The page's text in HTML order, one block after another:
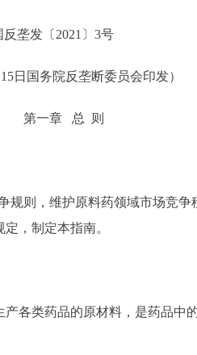
反垄发〔2021〕3号
15日国务院反垄断委员会印发）
第一章 总 则
则，维护原料药领域市场竞争
定，制定本指南。
类药品的原材料，是药品中